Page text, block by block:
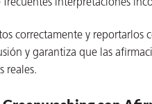
frecuentes interpretaciones
correctamente y reportarlos
y garantiza que las
reales.